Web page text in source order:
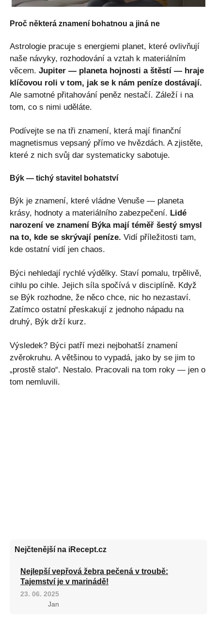
Proč některá znamení bohatnou a jiná ne
Astrologie pracuje s energiemi planet, které ovlivňují
naše návyky, rozhodování a vztah k materiálním
věcem. Jupiter — planeta hojnosti a štěstí — hraje
klíčovou roli v tom, jak se k nám peníze dostávají.
Ale samotné přitahování peněz nestačí. Záleží i na
tom, co s nimi uděláte.
Podívejte se na tři znamení, která mají finanční
magnetismus vepsaný přímo ve hvězdách. A zjistěte,
které z nich svůj dar systematicky sabotuje.
Býk — tichý stavitel bohatství
Býk je znamení, které vládne Venuše — planeta
krásy, hodnoty a materiálního zabezpečení. Lidé
narození ve znamení Býka mají téměř šestý smysl
na to, kde se skrývají peníze. Vidí příležitosti tam,
kde ostatní vidí jen chaos.
Býci nehledají rychlé výdělky. Staví pomalu, trpělivě,
cihlu po cihle. Jejich síla spočívá v disciplíně. Když
se Býk rozhodne, že něco chce, nic ho nezastaví.
Zatímco ostatní přeskakují z jednoho nápadu na
druhý, Býk drží kurz.
Výsledek? Býci patří mezi nejbohatší znamení
zvěrokruhu. A většinou to vypadá, jako by se jim to
„prostě stalo“. Nestalo. Pracovali na tom roky — jen o
tom nemluvili.
Nejčtenější na iRecept.cz
Nejlepší vepřová žebra pečená v troubě:
Tajemství je v marinádě!
23. 06. 2025
Jan